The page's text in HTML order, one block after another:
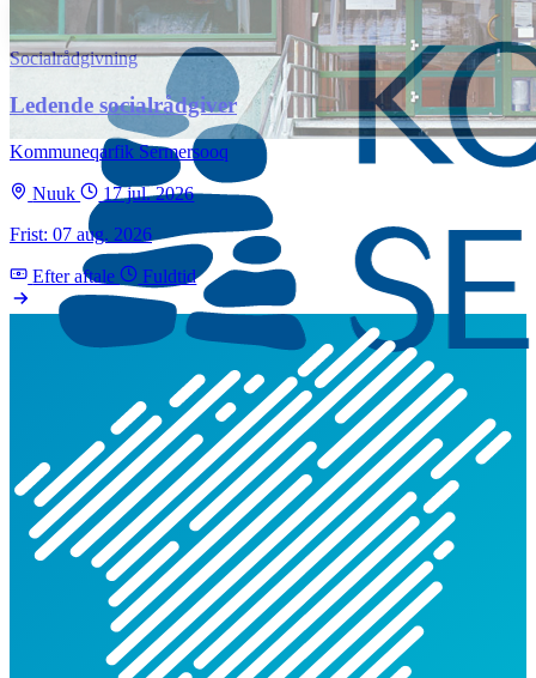
Socialrådgivning
Ledende socialrådgiver
Kommuneqarfik Sermersooq
Nuuk
17 jul. 2026
Frist: 07 aug. 2026
Efter aftale Fuldtid